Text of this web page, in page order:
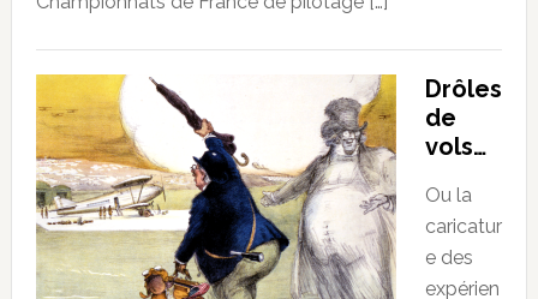
Drôles
de
vols…
Ou la
caricatur
e des
expérien